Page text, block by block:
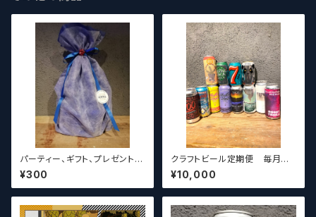
パーティー、ギフト、プレゼント、
お中元、お歳暮、結婚祝い等の
贈り物やお祝いに！
¥300
クラフトビール定期便 毎月厳
選したクラフトビールをお届けし
ます。（10本～12本）
¥10,000